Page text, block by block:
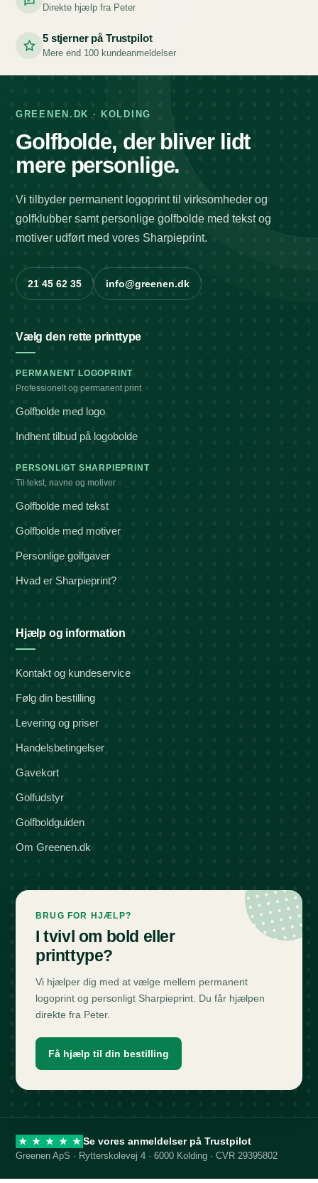
Direkte hjælp fra Peter
5 stjerner på Trustpilot
Mere end 100 kundeanmeldelser
GREENEN.DK · KOLDING
Golfbolde, der bliver lidt
mere personlige.
Vi tilbyder permanent logoprint til virksomheder og
golfklubber samt personlige golfbolde med tekst og
motiver udført med vores Sharpieprint.
21 45 62 35 info@greenen.dk
Vælg den rette printtype
PERMANENT LOGOPRINT
Professionelt og permanent print
Golfbolde med logo
Indhent tilbud på logobolde
PERSONLIGT SHARPIEPRINT
Til tekst, navne og motiver
Golfbolde med tekst
Golfbolde med motiver
Personlige golfgaver
Hvad er Sharpieprint?
Hjælp og information
Kontakt og kundeservice
Følg din bestilling
Levering og priser
Handelsbetingelser
Gavekort
Golfudstyr
Golfboldguiden
Om Greenen.dk
BRUG FOR HJÆLP?
I tvivl om bold eller
printtype?
Vi hjælper dig med at vælge mellem permanent
logoprint og personligt Sharpieprint. Du får hjælpen
direkte fra Peter.
Få hjælp til din bestilling
Greenen ApS · Rytterskolevej 4 · 6000 Kolding · CVR 29395802
★ ★ ★ ★ ★ Se vores anmeldelser på Trustpilot